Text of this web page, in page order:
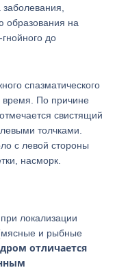
образования на
до
спазматического
время. По причине
свистящий
толчками.
с левой стороны
насморк.
локализации
и рыбные
отличается